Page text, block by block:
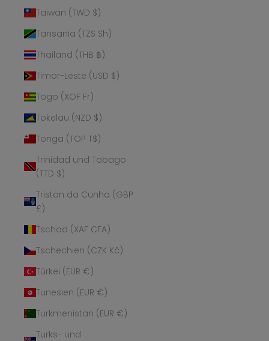
Taiwan (TWD $)
Tansania (TZS Sh)
Thailand (THB ฿)
Timor-Leste (USD $)
Togo (XOF Fr)
Tokelau (NZD $)
Tonga (TOP T$)
Trinidad und Tobago
(TTD $)
Tristan da Cunha (GBP
£)
Tschad (XAF CFA)
Tschechien (CZK Kč)
Türkei (EUR €)
Tunesien (EUR €)
Turkmenistan (EUR €)
Turks- und